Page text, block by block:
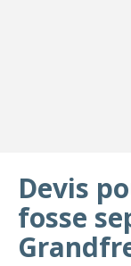
Devis
fosse